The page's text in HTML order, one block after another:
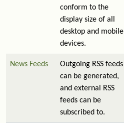
conform to the
display size of all
desktop and mobile
devices.
News Feeds
Outgoing RSS feeds
can be generated,
and external RSS
feeds can be
subscribed to.